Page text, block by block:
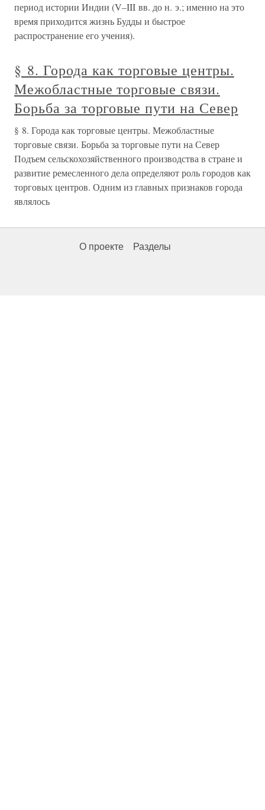
период истории Индии (V–III вв. до н. э.; именно на это
время приходится жизнь Будды и быстрое
распространение его учения).
§ 8. Города как торговые центры.
Межобластные торговые связи.
Борьба за торговые пути на Север
§ 8. Города как торговые центры. Межобластные
торговые связи. Борьба за торговые пути на Север
Подъем сельскохозяйственного производства в стране и
развитие ремесленного дела определяют роль городов как
торговых центров. Одним из главных признаков города
являлось
О проекте Разделы